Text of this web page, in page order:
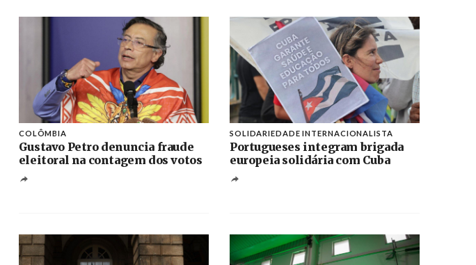
COLÔMBIA
Gustavo Petro denuncia fraude
eleitoral na contagem dos votos
SOLIDARIEDADE INTERNACIONALISTA
Portugueses integram brigada
europeia solidária com Cuba